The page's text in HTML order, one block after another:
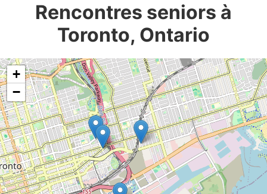
Rencontres seniors à
Toronto, Ontario
+
−